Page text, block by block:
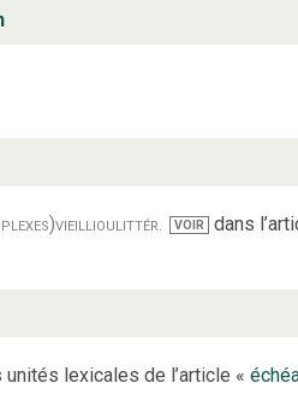
vieillioulittér. VOIR dans
unités lexicales de l’article «